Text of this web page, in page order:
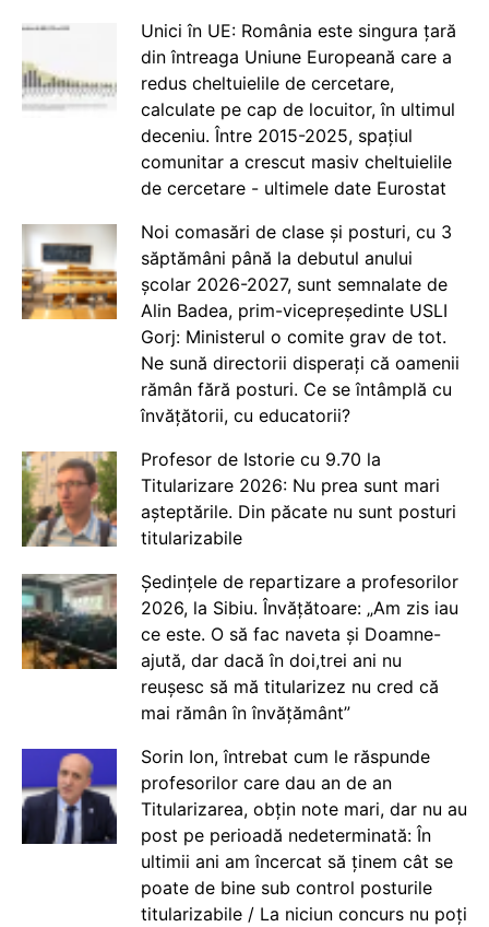
Unici în UE: România este singura țară
din întreaga Uniune Europeană care a
redus cheltuielile de cercetare,
calculate pe cap de locuitor, în ultimul
deceniu. Între 2015-2025, spațiul
comunitar a crescut masiv cheltuielile
de cercetare - ultimele date Eurostat
Noi comasări de clase și posturi, cu 3
săptămâni până la debutul anului
școlar 2026-2027, sunt semnalate de
Alin Badea, prim-vicepreședinte USLI
Gorj: Ministerul o comite grav de tot.
Ne sună directorii disperați că oamenii
rămân fără posturi. Ce se întâmplă cu
învățătorii, cu educatorii?
Profesor de Istorie cu 9.70 la
Titularizare 2026: Nu prea sunt mari
așteptările. Din păcate nu sunt posturi
titularizabile
Ședințele de repartizare a profesorilor
2026, la Sibiu. Învățătoare: „Am zis iau
ce este. O să fac naveta și Doamne-
ajută, dar dacă în doi,trei ani nu
reușesc să mă titularizez nu cred că
mai rămân în învățământ”
Sorin Ion, întrebat cum le răspunde
profesorilor care dau an de an
Titularizarea, obțin note mari, dar nu au
post pe perioadă nedeterminată: În
ultimii ani am încercat să ținem cât se
poate de bine sub control posturile
titularizabile / La niciun concurs nu poți